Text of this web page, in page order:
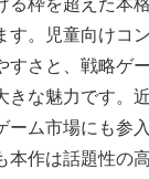
る枠を超えた本
す。児童向けコ
すさと、戦略ゲ
きな魅力です。
ーム市場にも参
本作は話題性の